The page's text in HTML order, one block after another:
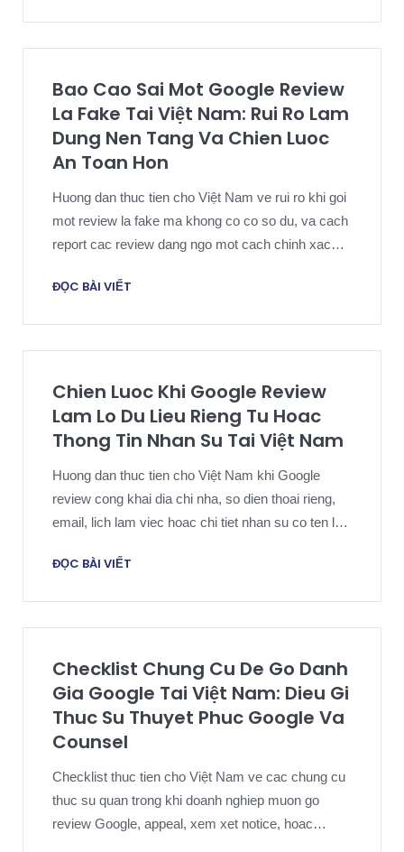
Bao Cao Sai Mot Google Review
La Fake Tai Việt Nam: Rui Ro Lam
Dung Nen Tang Va Chien Luoc
An Toan Hon
Huong dan thuc tien cho Việt Nam ve rui ro khi goi
mot review la fake ma khong co co so du, va cach
report cac review dang ngo mot cach chinh xac
ĐỌC BÀI VIẾT
Chien Luoc Khi Google Review
Lam Lo Du Lieu Rieng Tu Hoac
Thong Tin Nhan Su Tai Việt Nam
Huong dan thuc tien cho Việt Nam khi Google
review cong khai dia chi nha, so dien thoai rieng,
email, lich lam viec hoac chi tiet nhan su co ten le
ĐỌC BÀI VIẾT
Checklist Chung Cu De Go Danh
Gia Google Tai Việt Nam: Dieu Gi
Thuc Su Thuyet Phuc Google Va
Counsel
Checklist thuc tien cho Việt Nam ve cac chung cu
thuc su quan trong khi doanh nghiep muon go
review Google, appeal, xem xet notice, hoac